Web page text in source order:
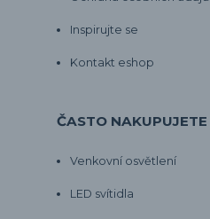
Inspirujte se
Kontakt eshop
ČASTO NAKUPUJETE
Venkovní osvětlení
LED svítidla